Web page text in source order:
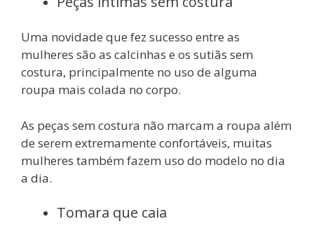
Uma novidade que fez sucesso entre as
mulheres são as calcinhas e os sutiãs sem
costura, principalmente no uso de alguma
roupa mais colada no corpo.
As peças sem costura não marcam a roupa além
de serem extremamente confortáveis, muitas
mulheres também fazem uso do modelo no dia
a dia.
Tomara que caia